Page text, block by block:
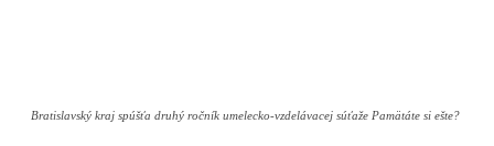
Bratislavský kraj spúšťa druhý ročník umelecko-vzdelávacej súťaže Pamätáte si ešte?